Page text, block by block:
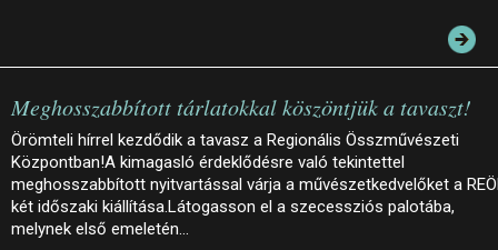
Meghosszabbított tárlatokkal köszöntjük a tavaszt!
Örömteli hírrel kezdődik a tavasz a Regionális Összművészeti
Központban!A kimagasló érdeklődésre való tekintettel
meghosszabbított nyitvartással várja a művészetkedvelőket a
két időszaki kiállítása.Látogasson el a szecessziós palotába,
melynek első emeletén…